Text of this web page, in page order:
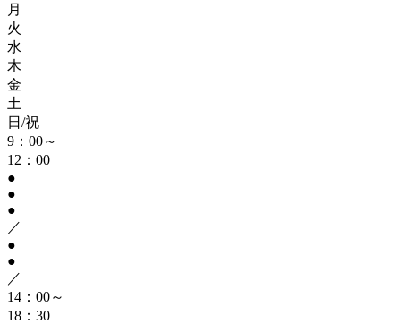
月
火
水
木
金
土
日/祝
9：00～
12：00
●
●
●
／
●
●
／
14：00～
18：30